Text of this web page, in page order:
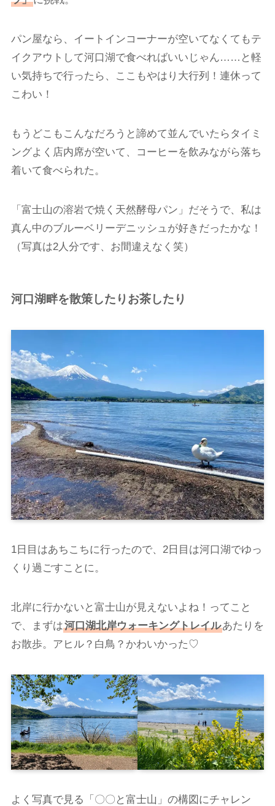
パン屋なら、イートインコーナーが空いてなくてもテ
イクアウトして河口湖で食べればいいじゃん……と軽
い気持ちで行ったら、ここもやはり大行列！連休って
こわい！
もうどこもこんなだろうと諦めて並んでいたらタイミ
ングよく店内席が空いて、コーヒーを飲みながら落ち
着いて食べられた。
「富士山の溶岩で焼く天然酵母パン」だそうで、私は
真ん中のブルーベリーデニッシュが好きだったかな！
（写真は2人分です、お間違えなく笑）
河口湖畔を散策したりお茶したり
1日目はあちこちに行ったので、2日目は河口湖でゆっ
くり過ごすことに。
北岸に行かないと富士山が見えないよね！ってこと
で、まずは河口湖北岸ウォーキングトレイルあたりを
お散歩。アヒル？白鳥？かわいかった♡
よく写真で見る「〇〇と富士山」の構図にチャレン